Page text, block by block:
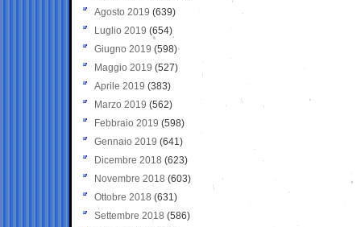
Agosto 2019 (639)
Luglio 2019 (654)
Giugno 2019 (598)
Maggio 2019 (527)
Aprile 2019 (383)
Marzo 2019 (562)
Febbraio 2019 (598)
Gennaio 2019 (641)
Dicembre 2018 (623)
Novembre 2018 (603)
Ottobre 2018 (631)
Settembre 2018 (586)